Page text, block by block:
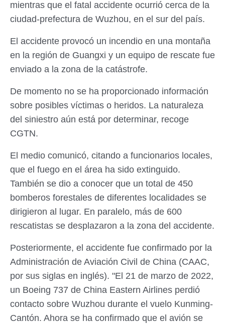
mientras que el fatal accidente ocurrió cerca de la
ciudad-prefectura de Wuzhou, en el sur del país.
El accidente provocó un incendio en una montaña
en la región de Guangxi y un equipo de rescate fue
enviado a la zona de la catástrofe.
De momento no se ha proporcionado información
sobre posibles víctimas o heridos. La naturaleza
del siniestro aún está por determinar, recoge
CGTN.
El medio comunicó, citando a funcionarios locales,
que el fuego en el área ha sido extinguido.
También se dio a conocer que un total de 450
bomberos forestales de diferentes localidades se
dirigieron al lugar. En paralelo, más de 600
rescatistas se desplazaron a la zona del accidente.
Posteriormente, el accidente fue confirmado por la
Administración de Aviación Civil de China (CAAC,
por sus siglas en inglés). "El 21 de marzo de 2022,
un Boeing 737 de China Eastern Airlines perdió
contacto sobre Wuzhou durante el vuelo Kunming-
Cantón. Ahora se ha confirmado que el avión se